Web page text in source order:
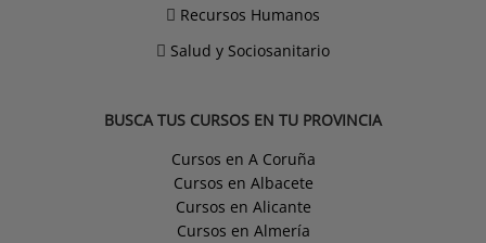
Recursos Humanos
Salud y Sociosanitario
BUSCA TUS CURSOS EN TU PROVINCIA
Cursos en A Coruña
Cursos en Albacete
Cursos en Alicante
Cursos en Almería